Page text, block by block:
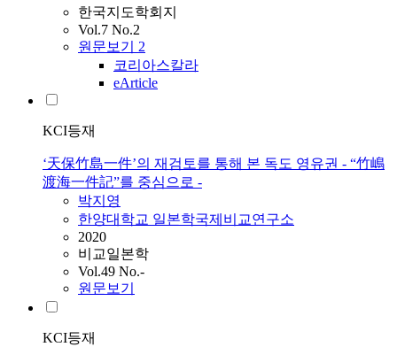
한국지도학회지
Vol.7 No.2
원문보기 2
코리아스칼라
eArticle
KCI등재
‘天保竹島一件’의 재검토를 통해 본 독도 영유권 - “竹嶋
渡海一件記”를 중심으로 -
박지영
한양대학교 일본학국제비교연구소
2020
비교일본학
Vol.49 No.-
원문보기
KCI등재